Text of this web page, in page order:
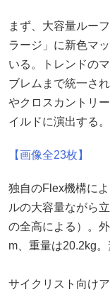
まず、大容量ルー
ラージ」に新色マ
いる。トレンドの
ブレムまで統一さ
やクロスカントリ
イルドに演出する。
【画像全23枚】
独自のFlex機構に
ルの大容量ながら
の全高による）。
m、重量は20.2kg
サイクリスト向け